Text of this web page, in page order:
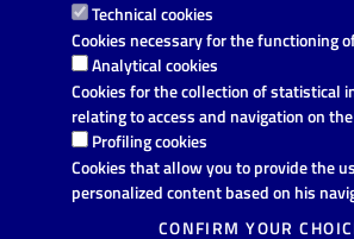
Technical cookies
Cookies necessary for the functioning
Analytical cookies
Cookies for the collection of statistical
relating to access and navigation on
Profiling cookies
Cookies that allow you to provide the
personalized content based on his
CONFIRM YOUR
Dichiarazione di accessibilità
Note legali
Domande frequenti
Richiesta di assistenza
Segnalazione disservizio